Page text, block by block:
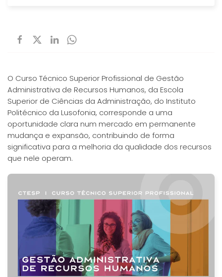
O Curso Técnico Superior Profissional de Gestão
Administrativa de Recursos Humanos, da Escola
Superior de Ciências da Administração, do Instituto
Politécnico da Lusofonia, corresponde a uma
oportunidade clara num mercado em permanente
mudança e expansão, contribuindo de forma
significativa para a melhoria da qualidade dos recursos
que nele operam.